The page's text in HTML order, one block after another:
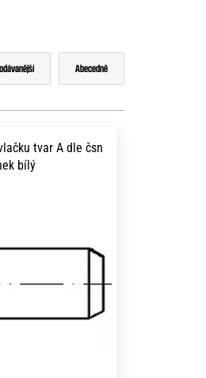
Abecedně
tvar A dle čsn
20 zinek bílý